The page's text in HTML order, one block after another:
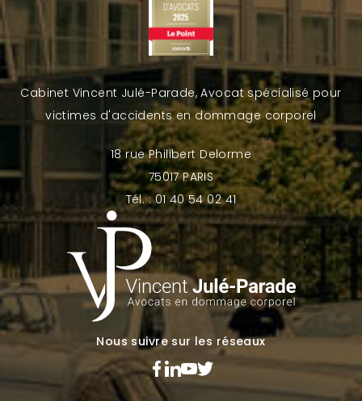
Cabinet Vincent Julé-Parade, Avocat spécialisé pour
victimes d'accidents en dommage corporel
18 rue Philibert Delorme
75017 PARIS
Tél. : 01 40 54 02 41
Nous suivre sur les réseaux